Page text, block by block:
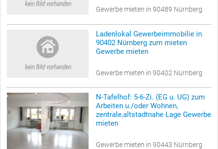
Gewerbe mieten in 90489 Nürnberg
Ladenlokal Gewerbeimmobilie in
90402 Nürnberg zum mieten
Gewerbe mieten
Gewerbe mieten in 90402 Nürnberg
N-Tafelhof: 5-6-Zi. (EG u. UG) zum
Arbeiten u./oder Wohnen,
zentrale,altstadtnahe Lage Gewerbe
mieten
Gewerbe mieten in 90443 Nürnberg